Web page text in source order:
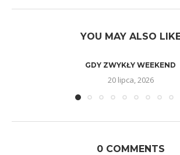
YOU MAY ALSO
GDY ZWYKŁY WEEKEND
20 lipca, 2026
0 COMMENTS